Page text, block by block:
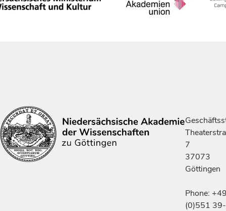
7
37073
Göttingen
Phone:
(0)551 39-